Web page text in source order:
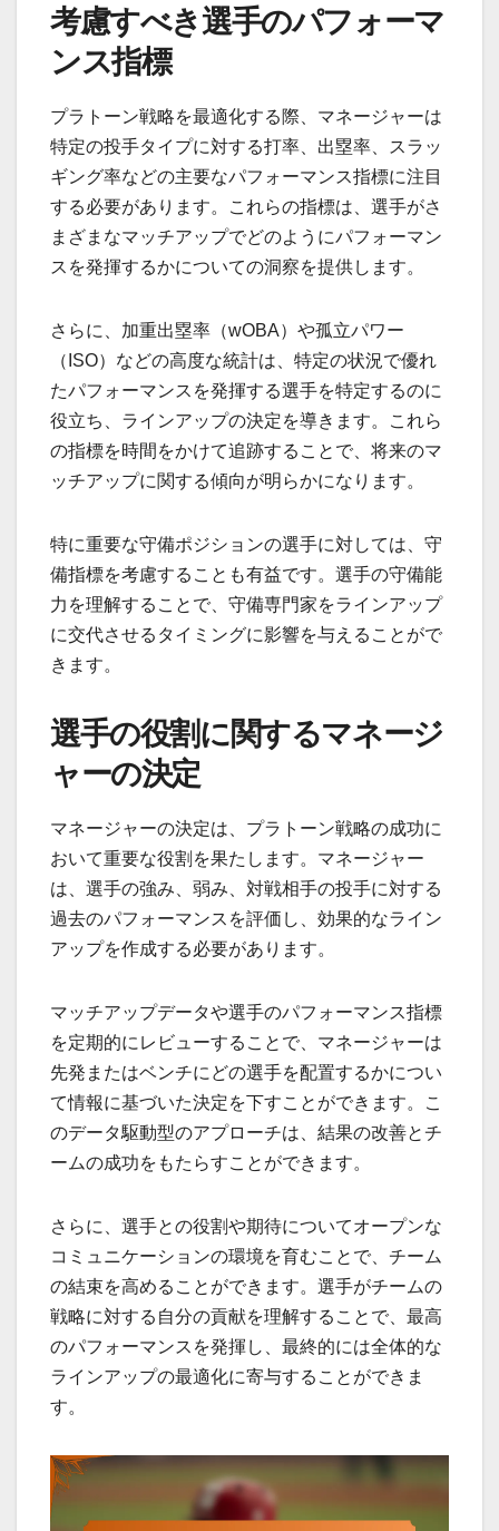
考慮すべき選手のパフォーマ
ンス指標
プラトーン戦略を最適化する際、マネージャーは
特定の投手タイプに対する打率、出塁率、スラッ
ギング率などの主要なパフォーマンス指標に注目
する必要があります。これらの指標は、選手がさ
まざまなマッチアップでどのようにパフォーマン
スを発揮するかについての洞察を提供します。
さらに、加重出塁率（wOBA）や孤立パワー
（ISO）などの高度な統計は、特定の状況で優れ
たパフォーマンスを発揮する選手を特定するのに
役立ち、ラインアップの決定を導きます。これら
の指標を時間をかけて追跡することで、将来のマ
ッチアップに関する傾向が明らかになります。
特に重要な守備ポジションの選手に対しては、守
備指標を考慮することも有益です。選手の守備能
力を理解することで、守備専門家をラインアップ
に交代させるタイミングに影響を与えることがで
きます。
選手の役割に関するマネージ
ャーの決定
マネージャーの決定は、プラトーン戦略の成功に
おいて重要な役割を果たします。マネージャー
は、選手の強み、弱み、対戦相手の投手に対する
過去のパフォーマンスを評価し、効果的なライン
アップを作成する必要があります。
マッチアップデータや選手のパフォーマンス指標
を定期的にレビューすることで、マネージャーは
先発またはベンチにどの選手を配置するかについ
て情報に基づいた決定を下すことができます。こ
のデータ駆動型のアプローチは、結果の改善とチ
ームの成功をもたらすことができます。
さらに、選手との役割や期待についてオープンな
コミュニケーションの環境を育むことで、チーム
の結束を高めることができます。選手がチームの
戦略に対する自分の貢献を理解することで、最高
のパフォーマンスを発揮し、最終的には全体的な
ラインアップの最適化に寄与することができま
す。